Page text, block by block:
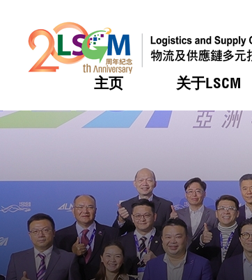
主页 关于LSCM
热门
热门
热门
热门
热门